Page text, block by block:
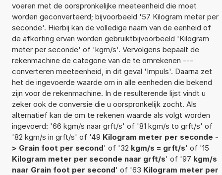
voeren met de oorspronkelijke meeteenheid die moet
worden geconverteerd; bijvoorbeeld '57 Kilogram meter per
seconde'. Hierbij kan de volledige naam van de eenheid of
de afkorting ervan worden gebruiktbijvoorbeeld 'Kilogram
meter per seconde' of 'kgm/s'. Vervolgens bepaalt de
rekenmachine de categorie van de te omrekenen ---
converteren meeteenheid, in dit geval 'Impuls'. Daarna zet
het de ingevoerde waarde om in alle eenheden die bekend
zijn voor de rekenmachine. In de resulterende lijst vindt u
zeker ook de conversie die u oorspronkelijk zocht. Als
alternatief kan de om te rekenen waarde als volgt worden
ingevoerd: '66 kgm/s naar grft/s' of '81 kgm/s to grft/s' of
'82 kgm/s in grft/s' of '49 Kilogram meter per seconde -
> Grain foot per second' of '32 kgm/s = grft/s' of '15
Kilogram meter per seconde naar grft/s' of '97 kgm/s
naar Grain foot per second' of '63 Kilogram meter per